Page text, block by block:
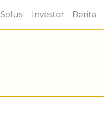
Solusi Investor Berita